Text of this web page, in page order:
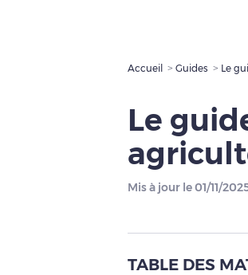
Accueil Guides Le
Le
Mis à jour le 01/11/
TABLE DES